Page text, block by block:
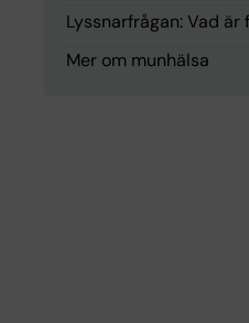
Lyssnarfrågan: Vad är
Mer om munhälsa